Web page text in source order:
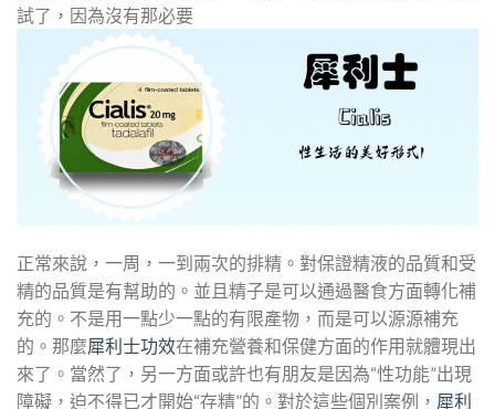
試了，因為沒有那必要
正常來說，一周，一到兩次的排精。對保證精液的品質和受
精的品質是有幫助的。並且精子是可以通過醫食方面轉化補
充的。不是用一點少一點的有限產物，而是可以源源補充
的。那麼犀利士功效在補充營養和保健方面的作用就體現出
來了。當然了，另一方面或許也有朋友是因為“性功能”出現
障礙，迫不得已才開始“存精”的。對於這些個別案例， 犀利